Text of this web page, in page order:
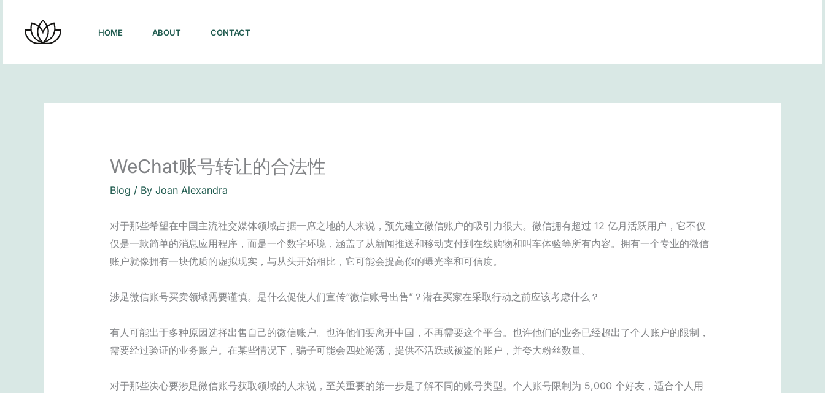
content
HOME ABOUT CONTACT
WeChat账号转让的合法性
Blog / By Joan Alexandra
对于那些希望在中国主流社交媒体领域占据一席之地的人来说，预先建立微信账户的吸引力很大。微信拥有超过 12 亿月活跃用户，它不仅
仅是一款简单的消息应用程序，而是一个数字环境，涵盖了从新闻推送和移动支付到在线购物和叫车体验等所有内容。拥有一个专业的微信
账户就像拥有一块优质的虚拟现实，与从头开始相比，它可能会提高你的曝光率和可信度。
涉足微信账号买卖领域需要谨慎。是什么促使人们宣传“微信账号出售”？潜在买家在采取行动之前应该考虑什么？
有人可能出于多种原因选择出售自己的微信账户。也许他们要离开中国，不再需要这个平台。也许他们的业务已经超出了个人账户的限制，
需要经过验证的业务账户。在某些情况下，骗子可能会四处游荡，提供不活跃或被盗的账户，并夸大粉丝数量。
对于那些决心要涉足微信账号获取领域的人来说，至关重要的第一步是了解不同的账号类型。个人账号限制为 5,000 个好友，适合个人用